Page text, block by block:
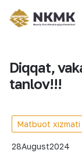
Diqqat,
tanlov!!!
Matbuot xizmati
28August2024